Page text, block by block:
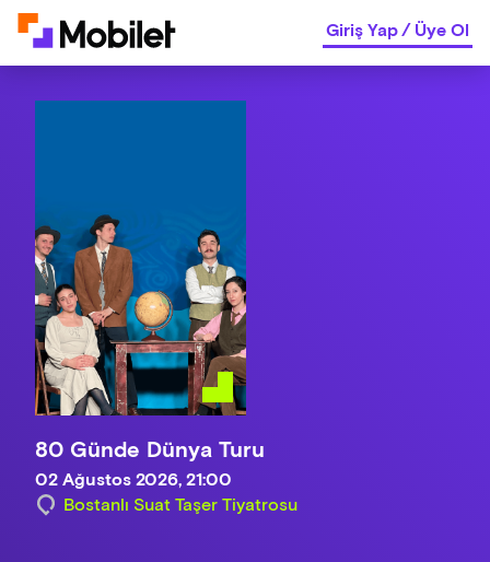
Giriş Yap/Üye Ol
80 Günde Dünya Turu
02 Ağustos 2026, 21:00
Bostanlı Suat Taşer Tiyatrosu